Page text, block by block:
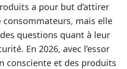
a pour but d’attirer
consommateurs, mais elle
questions quant à leur
En 2026, avec l’essor
consciente et des produits